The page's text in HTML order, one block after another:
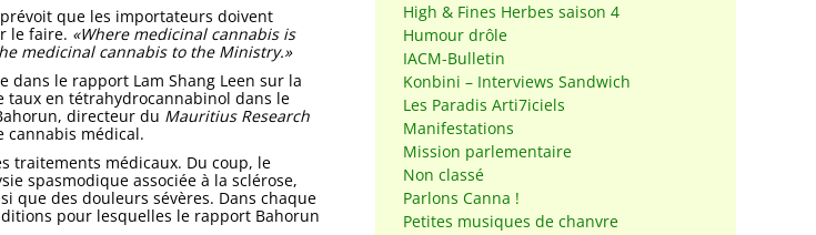
que les importateurs doivent
le faire. «Where medicinal cannabis is
medicinal cannabis to the Ministry.»
dans le rapport Lam Shang Leen sur la
taux en tétrahydrocannabinol dans le
directeur du Mauritius Research
cannabis médical.
traitements médicaux. Du coup, le
spasmodique associée à la sclérose,
que des douleurs sévères. Dans chaque
pour lesquelles le rapport Bahorun
High & Fines Herbes saison 4
Humour drôle
IACM-Bulletin
Konbini – Interviews Sandwich
Les Paradis Arti7iciels
Manifestations
Mission parlementaire
Non classé
Parlons Canna !
Petites musiques de chanvre